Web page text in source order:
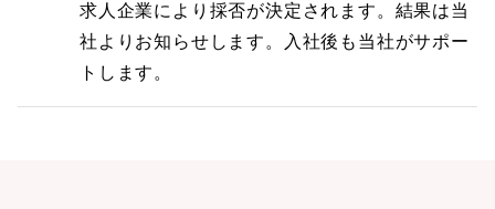
求人企業により採否が決定されます。結果は当
社よりお知らせします。入社後も当社がサポー
トします。